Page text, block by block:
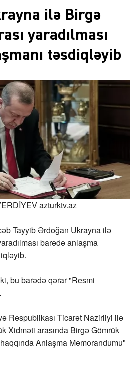
ilə Birgə
yaradılması
təsdiqləyib
azturktv.az
Tayyib Ərdoğan Ukrayna ilə
barədə anlaşma
bu barədə qərar "Resmi
Respublikası Ticarət Nazirliyi ilə
Xidməti arasında Birgə Gömrük
haqqında Anlaşma Memorandumu"